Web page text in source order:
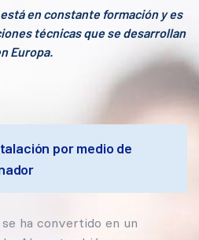
en constante formación y es
técnicas que se desarrollan
Europa.
por medio de
ha convertido en un